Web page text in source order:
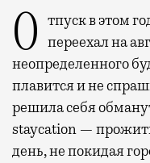
Отпуск в этом году у меня кочует: сначала переехал на
неопределенного
плавится и не
решила себя
staycation —
день, не покидая